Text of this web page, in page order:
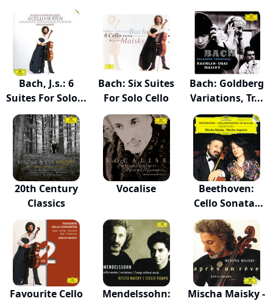
Bach, J.s.: 6
Suites For Solo...
Bach: Six Suites
For Solo Cello
Bach: Goldberg
Variations, Tr...
20th Century
Classics
Vocalise
Beethoven:
Cello Sonatas
Op.6...
Favourite Cello
Mendelssohn:
Mischa Maisky -